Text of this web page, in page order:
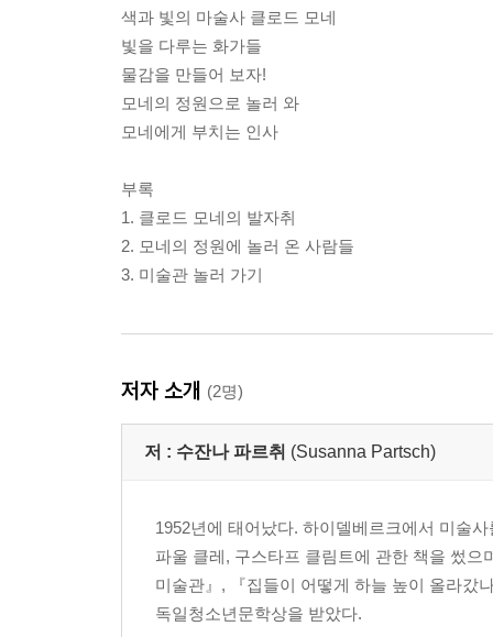
색과 빛의 마술사 클로드 모네
빛을 다루는 화가들
물감을 만들어 보자!
모네의 정원으로 놀러 와
모네에게 부치는 인사
부록
1. 클로드 모네의 발자취
2. 모네의 정원에 놀러 온 사람들
3. 미술관 놀러 가기
저자 소개 (2명)
저 : 수잔나 파르취 (Susanna Partsch)
1952년에 태어났다. 하이델베르크에서 미술
파울 클레, 구스타프 클림트에 관한 책을 썼
미술관』, 『집들이 어떻게 하늘 높이 올라갔
독일청소년문학상을 받았다.